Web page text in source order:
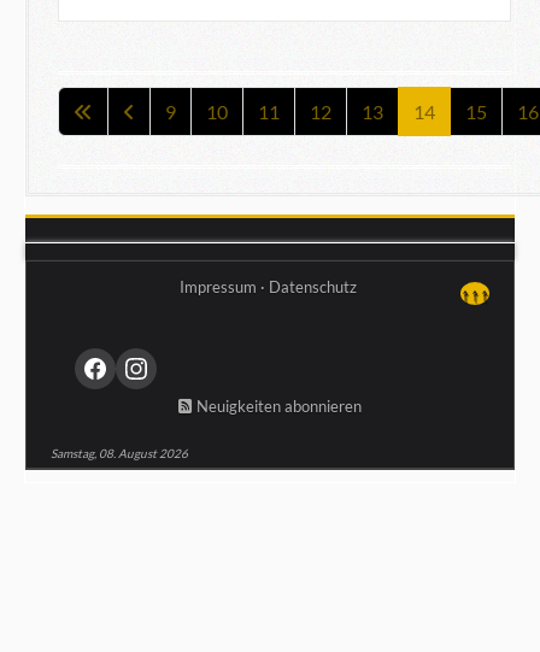
↑↑↑
Impressum · Datenschutz
Neuigkeiten abonnieren
Samstag, 08. August 2026
9 10 11 12 13 14 15 16